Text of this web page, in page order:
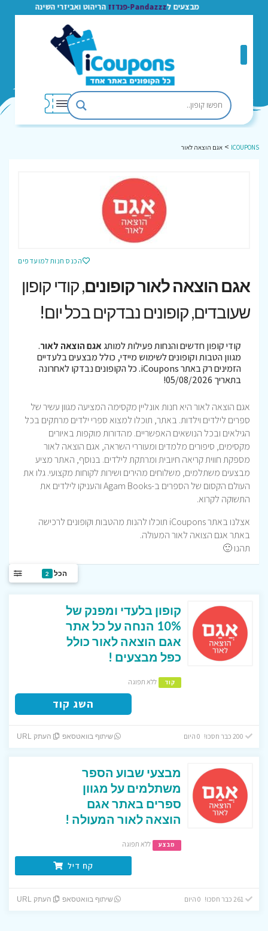
מבצעים לPandazzz-פנדזז הריהוט ואביזרי השינה
ICOUPONS
> אגם הוצאה לאור
הכנס חנות למועדפים
אגם הוצאה לאור קופונים, קודי קופון
שעובדים, קופונים נבדקים בכל יום!
קודי קופון חדשים והנחות פעילות למותגאגם הוצאה לאור.
מגוון הטבות וקופונים לשימוש מיידי, כולל מבצעים בלעדיים
הזמינים רק באתר iCoupons. כל הקופונים נבדקו לאחרונה
בתאריך 05/08/2026!
אגם הוצאה לאור היא חנות אונליין מקסימה המציעה מגוון עשיר של
ספרים לילדים וילדות. באתר, תוכלו למצוא ספרי ילדים מרתקים בכל
הגילאים ובכל הנושאים האפשריים. מהדורות מוקפות באיורים
מקסימים, סיפורים מלמדים ומעוררי השראה, אגם הוצאה לאור
מספקת חווית קריאה חיובית ומרתקת לילדים. בנוסף, האתר מציע
מבצעים משתלמים, משלוחים מהירים ושירות לקוחות מקצועי. גלו את
העולם הקסום של הספרים ב-Agam Books והעניקו לילדים את
התשוקה לקרוא.
אצלנו באתר iCoupons תוכלו להנות מהטבות וקופונים לרכישה
באתר אגם הצואה לאור המעולה.
תהנו 🙂
הכל 2
קופון בלעדי ומפנק של
10% הנחה על כל אתר
אגם הוצאה לאור כולל
כפל מבצעים !
קוד ללא תפוגה
השג קוד
שיתוף בוואטסאפ העתק URL
מבצעי שבוע הספר
משתלמים על מגוון
ספרים באתר אגם
הוצאה לאור המעולה !
מבצע ללא תפוגה
קח דיל
שיתוף בוואטסאפ העתק URL